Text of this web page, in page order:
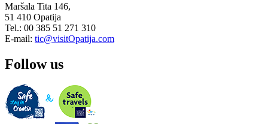
Maršala Tita 146,
51 410 Opatija
Tel.: 00 385 51 271 310
E-mail: tic@visitOpatija.com
Follow us